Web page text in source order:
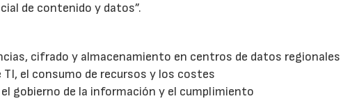
de contenido y datos”.
cifrado y almacenamiento en centros de datos regionales
el consumo de recursos y los costes
gobierno de la información y el cumplimiento
23/07/2026